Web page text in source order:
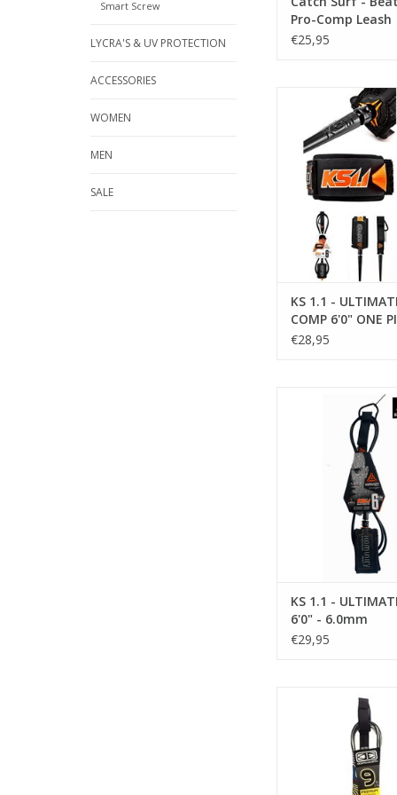
Smart Screw
LYCRA'S & UV PROTECTION
ACCESSORIES
WOMEN
MEN
SALE
Speciaal voor alle
TOEVOEGEN AAN
Pro-Comp Leash
€25,95
BESCHRIJVING
• Licensed one
cord
• World's best
urethane
• Highest grade
steel free spin
• KS1.1 ultimate
• Custom
TOEVOEGEN AAN
KS 1.1 -
COMP 6'0" ONE
LEASH - 5.2mm -
€28,95
• Licensed one
cord
• World's best
urethane
• Highest grade
steel free spin
• Custom
KS 1.1 -
6'0" - 6.0mm
€29,95
BESCHRIJVING
high
lengte:: 9ft /